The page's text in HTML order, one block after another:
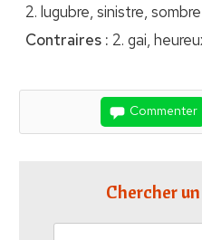
2. lugubre, sinistre, sombre
Contraires : 2. gai,
Commenter
Chercher